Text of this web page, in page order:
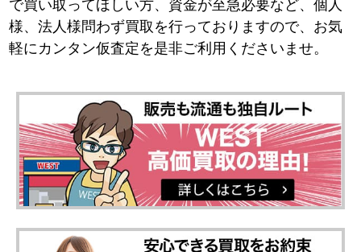
で買い取ってほしい方、資金が至急必要など、個人
様、法人様問わず買取を行っておりますので、お気
軽にカンタン仮査定を是非ご利用くださいませ。